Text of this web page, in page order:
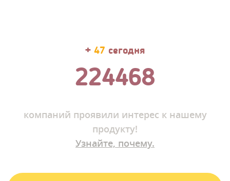
+ 56 сегодня
224485
компаний проявили интерес к нашему
продукту!
Узнайте, почему.